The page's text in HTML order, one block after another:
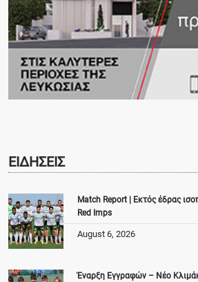
ΕΙΔΗΣΕΙΣ
Match Report | Εκτός έδρας
Red Imps
August 6, 2026
Έναρξη Εγγραφών – Νέο